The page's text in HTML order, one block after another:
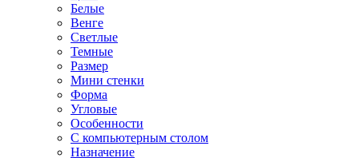
Белые
Венге
Светлые
Темные
Размер
Мини стенки
Форма
Угловые
Особенности
С компьютерным столом
Назначение